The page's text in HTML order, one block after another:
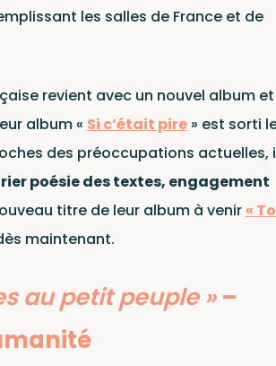
les salles de France et de
revient avec un nouvel album et
album « Si c’était pire» est sorti
des préoccupations actuelles,
poésie des textes, engagement
titre de leur album à venir «
maintenant.
au petit peuple »–